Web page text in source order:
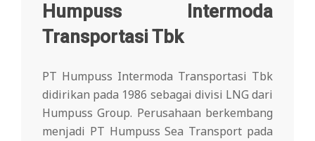
Humpuss Intermoda
Transportasi Tbk
PT Humpuss Intermoda Transportasi Tbk
didirikan pada 1986 sebagai divisi LNG dari
Humpuss Group. Perusahaan berkembang
menjadi PT Humpuss Sea Transport pada